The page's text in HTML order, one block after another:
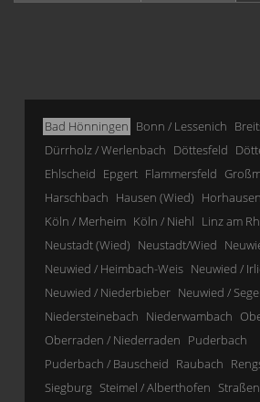
Bad Hönningen Bonn / Lessenich
Dürrholz / Werlenbach Döttesfeld
Ehlscheid Epgert Flammersfeld
Harschbach Hausen (Wied)
Köln / Merheim Köln / Niehl Linz am
Neustadt (Wied) Neustadt/Wied
Neuwied / Heimbach-Weis Neuwied /
Neuwied / Niederbieber Neuwied /
Niedersteinebach Niederwambach
Oberraden / Niederraden Puderbach
Puderbach / Bauscheid Raubach
Siegburg Steimel / Alberthofen